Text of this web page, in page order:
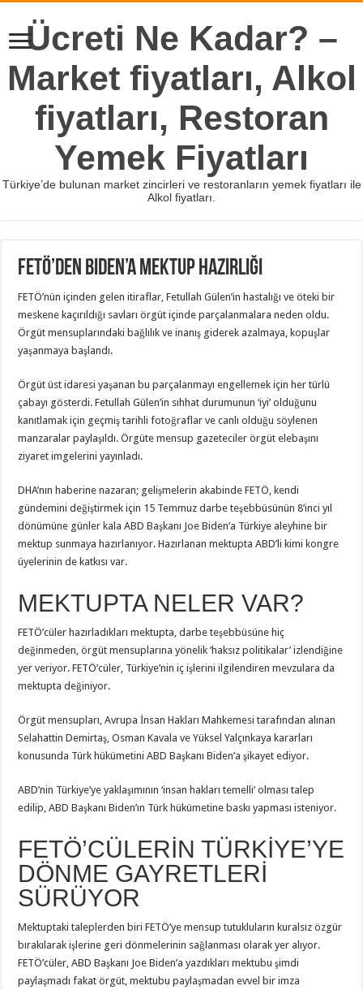
Ücreti Ne Kadar? –
Market fiyatları, Alkol
fiyatları, Restoran
Yemek Fiyatları
Türkiye’de bulunan market zincirleri ve restoranların yemek fiyatları ile
Alkol fiyatları.
FETÖ’den Biden’a mektup hazırlığı
FETÖ’nün içinden gelen itiraflar, Fetullah Gülen’in hastalığı ve öteki bir
meskene kaçırıldığı savları örgüt içinde parçalanmalara neden oldu.
Örgüt mensuplarındaki bağlılık ve inanış giderek azalmaya, kopuşlar
yaşanmaya başlandı.
Örgüt üst idaresi yaşanan bu parçalanmayı engellemek için her türlü
çabayı gösterdi. Fetullah Gülen’in sıhhat durumunun ‘iyi’ olduğunu
kanıtlamak için geçmiş tarihli fotoğraflar ve canlı olduğu söylenen
manzaralar paylaşıldı. Örgüte mensup gazeteciler örgüt elebaşını
ziyaret imgelerini yayınladı.
DHA’nın haberine nazaran; gelişmelerin akabinde FETÖ, kendi
gündemini değiştirmek için 15 Temmuz darbe teşebbüsünün 8’inci yıl
dönümüne günler kala ABD Başkanı Joe Biden’a Türkiye aleyhine bir
mektup sunmaya hazırlanıyor. Hazırlanan mektupta ABD’li kimi kongre
üyelerinin de katkısı var.
MEKTUPTA NELER VAR?
FETÖ’cüler hazırladıkları mektupta, darbe teşebbüsüne hiç
değinmeden, örgüt mensuplarına yönelik ‘haksız politikalar’ izlendiğine
yer veriyor. FETÖ’cüler, Türkiye’nin iç işlerini ilgilendiren mevzulara da
mektupta değiniyor.
Örgüt mensupları, Avrupa İnsan Hakları Mahkemesi tarafından alınan
Selahattin Demirtaş, Osman Kavala ve Yüksel Yalçınkaya kararları
konusunda Türk hükümetini ABD Başkanı Biden’a şikayet ediyor.
ABD’nin Türkiye’ye yaklaşımının ‘insan hakları temelli’ olması talep
edilip, ABD Başkanı Biden’ın Türk hükümetine baskı yapması isteniyor.
FETÖ’CÜLERİN TÜRKİYE’YE
DÖNME GAYRETLERİ
SÜRÜYOR
Mektuptaki taleplerden biri FETÖ’ye mensup tutukluların kuralsız özgür
bırakılarak işlerine geri dönmelerinin sağlanması olarak yer alıyor.
FETÖ’cüler, ABD Başkanı Joe Biden’a yazdıkları mektubu şimdi
paylaşmadı fakat örgüt, mektubu paylaşmadan evvel bir imza